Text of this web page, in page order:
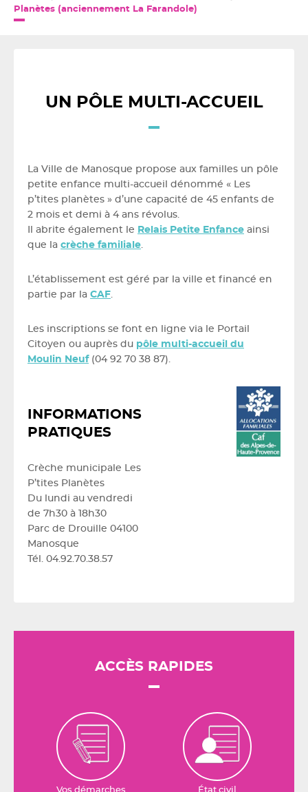
Planètes (anciennement La Farandole)
UN PÔLE MULTI-ACCUEIL
La Ville de Manosque propose aux familles un pôle
petite enfance multi-accueil dénommé « Les
p’tites planètes » d’une capacité de 45 enfants de
2 mois et demi à 4 ans révolus.
Il abrite également le Relais Petite Enfance ainsi
que la crèche familiale.
L’établissement est géré par la ville et financé en
partie par la CAF.
Les inscriptions se font en ligne via le Portail
Citoyen ou auprès du pôle multi-accueil du
Moulin Neuf(04 92 70 38 87).
INFORMATIONS
PRATIQUES
Crèche municipale Les
P’tites Planètes
Du lundi au vendredi
de 7h30 à 18h30
Parc de Drouille 04100
Manosque
Tél. 04.92.70.38.57
ACCÈS RAPIDES